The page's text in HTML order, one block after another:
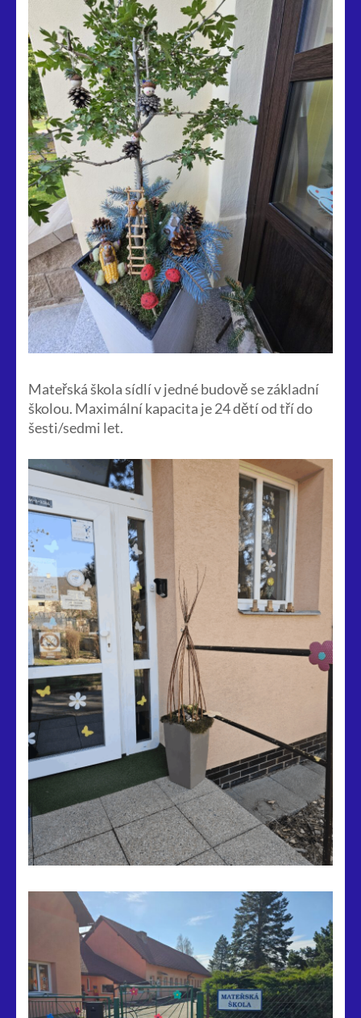
Mateřská škola sídlí v jedné budově se základní
školou. Maximální kapacita je 24 dětí od tří do
šesti/sedmi let.